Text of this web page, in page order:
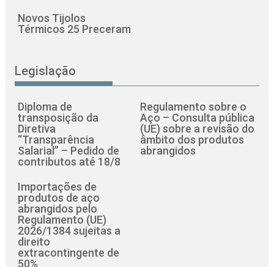
Novos Tijolos
Térmicos 25 Preceram
Legislação
Diploma de
transposição da
Diretiva
“Transparência
Salarial” – Pedido de
contributos até 18/8
Regulamento sobre o
Aço – Consulta pública
(UE) sobre a revisão do
âmbito dos produtos
abrangidos
Importações de
produtos de aço
abrangidos pelo
Regulamento (UE)
2026/1384 sujeitas a
direito
extracontingente de
50%